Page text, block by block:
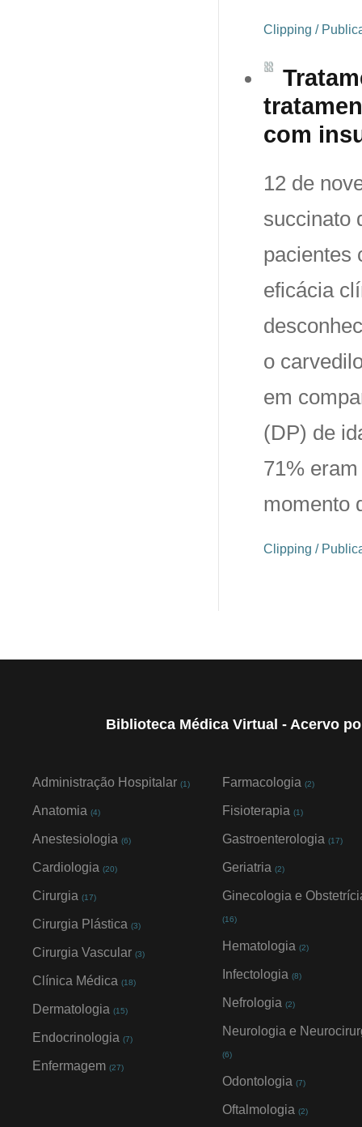
Clipping /
com
12 de
succinato
pacientes
eficácia
o
em
(DP) de
71%
momento
Clipping /
Biblioteca Médica Virtual - Acervo
Administração Hospitalar (1)
Anatomia (4)
Anestesiologia (6)
Cardiologia (20)
Cirurgia (17)
Cirurgia Plástica (3)
Cirurgia Vascular (3)
Clínica Médica (18)
Dermatologia (15)
Endocrinologia (7)
Enfermagem (27)
Farmacologia (2)
Fisioterapia (1)
Gastroenterologia (17)
Geriatria (2)
Ginecologia e
(16)
Hematologia (2)
Infectologia (8)
Nefrologia (2)
Neurologia e
(6)
Odontologia (7)
Oftalmologia (2)